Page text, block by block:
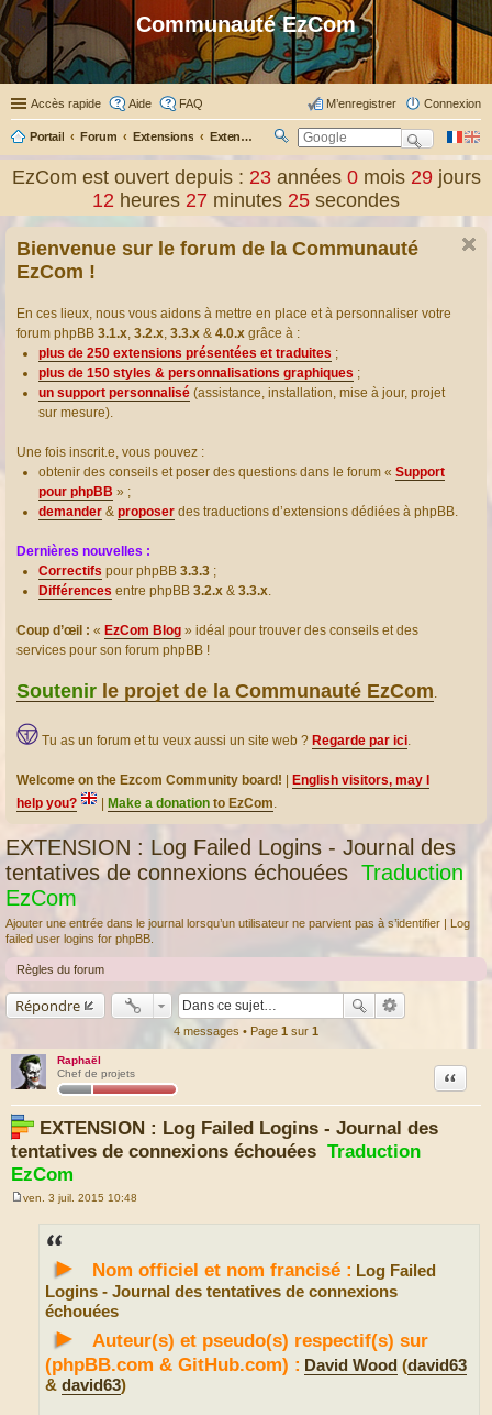
Communauté EzCom
Accès rapide Aide FAQ Connexion
M’enregistrer
Portail Forum Extensions Extensions présentées & traduites
ch
er
EzCom est ouvert depuis : 23 années0 mois29 jours
12 heures 27 minutes 25 secondes
Bienvenue sur le forum de la Communauté
EzCom !
En ces lieux, nous vous aidons à mettre en place et à personnaliser votre
forum phpBB 3.1.x, 3.2.x, 3.3.x & 4.0.x grâce à :
plus de 250 extensions présentées et traduites ;
plus de 150 styles & personnalisations graphiques ;
un support personnalisé (assistance, installation, mise à jour, projet
sur mesure).
Une fois inscrit.e, vous pouvez :
obtenir des conseils et poser des questions dans le forum « Support
pour phpBB » ;
demander & proposer des traductions d’extensions dédiées à phpBB.
Dernières nouvelles :
Correctifs pour phpBB 3.3.3 ;
Différences entre phpBB 3.2.x & 3.3.x.
Coup d’œil : « EzCom Blog » idéal pour trouver des conseils et des
services pour son forum phpBB !
Soutenir le projet de la Communauté EzCom.
Tu as un forum et tu veux aussi un site web ? Regarde par ici.
Welcome on the Ezcom Community board!
English visitors, may I
help you?
Make a donation to EzCom.
EXTENSION : Log Failed Logins - Journal des
tentatives de connexions échouées Traduction
EzCom
Ajouter une entrée dans le journal lorsqu’un utilisateur ne parvient pas à s’identifier | Log
failed user logins for phpBB.
Règles du forum
Répondre
4 messages • Page 1 sur 1
Raphaël
Chef de projets
EXTENSION : Log Failed Logins - Journal des
tentatives de connexions échouées Traduction
EzCom
Citation
ven. 3 juil. 2015 10:48
► Nom officiel et nom francisé : Log Failed
Logins - Journal des tentatives de connexions
échouées
►
Auteur(s) et pseudo(s) respectif(s) sur
(phpBB.com & GitHub.com) : David Wood (david63
& david63)